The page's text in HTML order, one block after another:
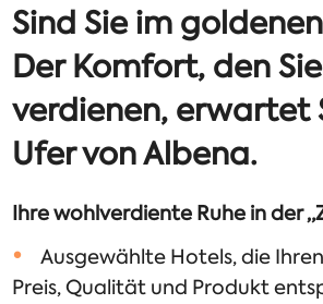
Sind Sie im
Der Komfort, den Sie
verdienen, erwartet
Ufer von Albena.
Ihre wohlverdiente Ruhe in der
Ausgewählte Hotels, die
Preis, Qualität und Produkt